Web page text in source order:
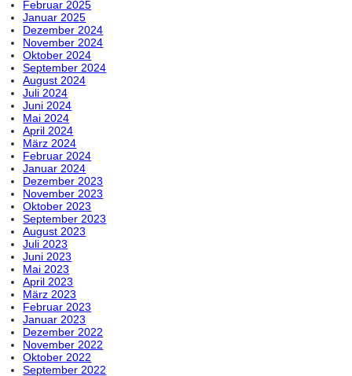
Februar 2025
Januar 2025
Dezember 2024
November 2024
Oktober 2024
September 2024
August 2024
Juli 2024
Juni 2024
Mai 2024
April 2024
März 2024
Februar 2024
Januar 2024
Dezember 2023
November 2023
Oktober 2023
September 2023
August 2023
Juli 2023
Juni 2023
Mai 2023
April 2023
März 2023
Februar 2023
Januar 2023
Dezember 2022
November 2022
Oktober 2022
September 2022